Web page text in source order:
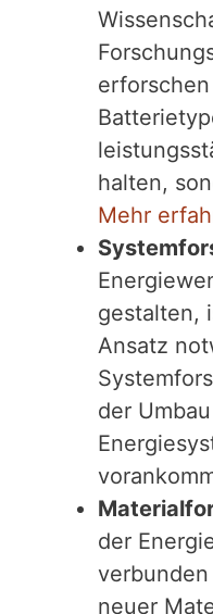
halten,
Mehr
gestalten,
Ansatz
der
der
neuer